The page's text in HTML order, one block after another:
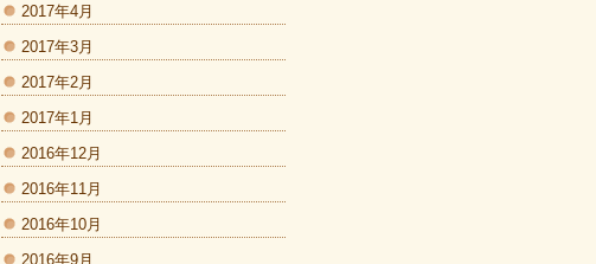
2017年4月
2017年3月
2017年2月
2017年1月
2016年12月
2016年11月
2016年10月
2016年9月